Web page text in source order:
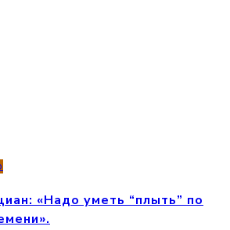
«Надо уметь “плыть” по